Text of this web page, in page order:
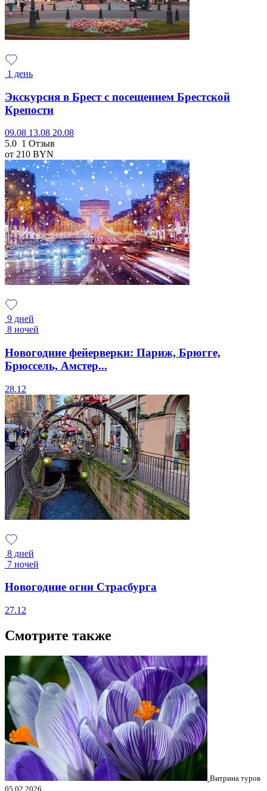
1 день
Экскурсия в Брест с посещением Брестской
Крепости
09.08 13.08 20.08
5.0 1 Отзыв
от 210 BYN
9 дней
8 ночей
Новогодние фейерверки: Париж, Брюгге,
Брюссель, Амстер...
28.12
8 дней
7 ночей
Новогодние огни Страсбурга
27.12
Смотрите также
Витрина туров
05.02.2026